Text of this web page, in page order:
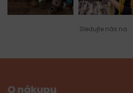
Sledujte nás na
O nákupu